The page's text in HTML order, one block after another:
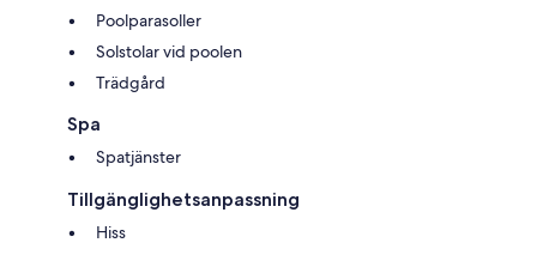
Poolparasoller
Solstolar vid poolen
Trädgård
Spa
Spatjänster
Tillgänglighetsanpassning
Hiss